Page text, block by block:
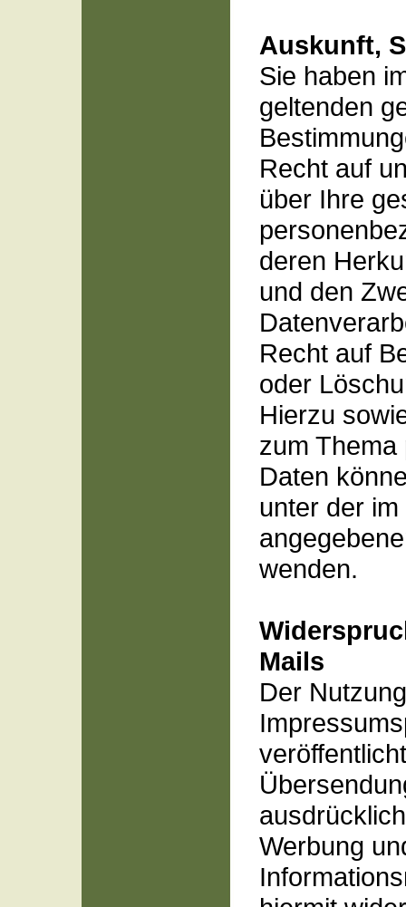
Auskunft,
Sie haben
geltenden
Recht auf
über Ihre
deren
und den
Recht auf
oder
Hierzu
zum
Daten
unter der
wenden.
Mails
Der
Werbung